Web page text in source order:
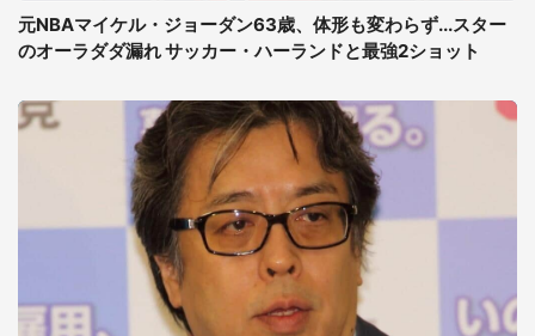
元NBAマイケル・ジョーダン63歳、体形も変わらず...スター
のオーラダダ漏れ サッカー・ハーランドと最強2ショット